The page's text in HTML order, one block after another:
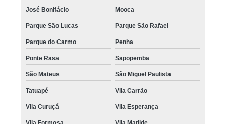
José Bonifácio Mooca
Parque São Lucas Parque São Rafael
Parque do Carmo Penha
Ponte Rasa Sapopemba
São Mateus São Miguel Paulista
Tatuapé Vila Carrão
Vila Curuçá Vila Esperança